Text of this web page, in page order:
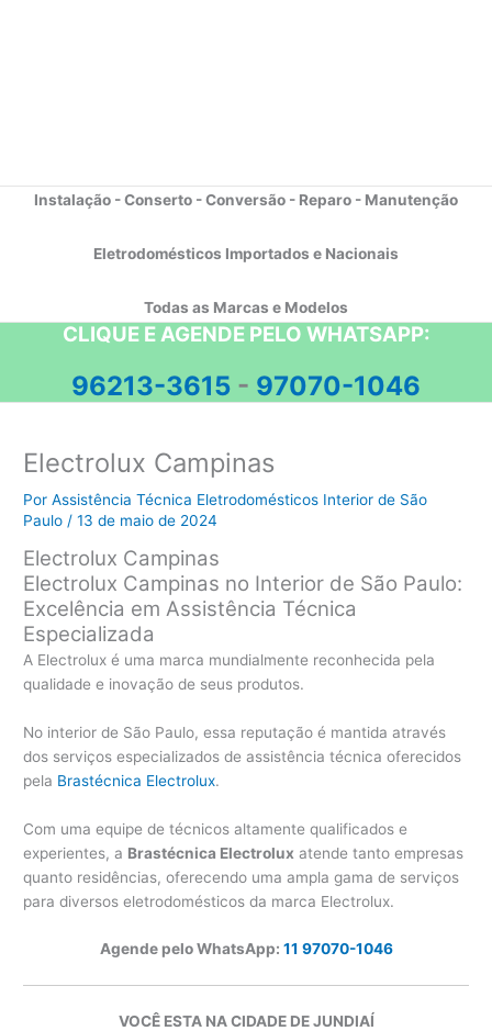
Instalação - Conserto - Conversão - Reparo - Manutenção
Eletrodomésticos Importados e Nacionais
Todas as Marcas e Modelos
CLIQUE E AGENDE PELO WHATSAPP:
96213-3615 - 97070-1046
Electrolux Campinas
PorAssistência Técnica Eletrodomésticos Interior de São
Paulo /13 de maio de 2024
Electrolux Campinas
Electrolux Campinas no Interior de São Paulo:
Excelência em Assistência Técnica
Especializada
A Electrolux é uma marca mundialmente reconhecida pela
qualidade e inovação de seus produtos.
No interior de São Paulo, essa reputação é mantida através
dos serviços especializados de assistência técnica oferecidos
pela Brastécnica Electrolux.
Com uma equipe de técnicos altamente qualificados e
experientes, a Brastécnica Electrolux atende tanto empresas
quanto residências, oferecendo uma ampla gama de serviços
para diversos eletrodomésticos da marca Electrolux.
Agende pelo WhatsApp: 11 97070-1046
VOCÊ ESTA NA CIDADE DE JUNDIAÍ